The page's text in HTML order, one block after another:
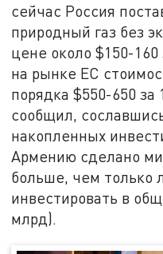
сейчас Россия
природный газ без
цене около $150-160
на рынке ЕС
порядка $550-650
сообщил,
накопленных
Армению сделано
больше, чем только
инвестировать в
млрд).